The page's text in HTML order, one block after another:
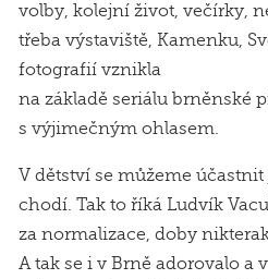
volby, kolejní život, večírky,
třeba výstaviště, Kamenku,
fotografií vznikla
na základě seriálu brněnské
s výjimečným ohlasem.
V dětství se můžeme
chodí. Tak to říká Ludvík
za normalizace, doby
A tak se i v Brně adorovalo a